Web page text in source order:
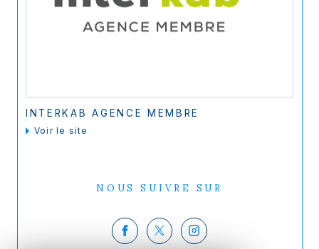
INTERKAB AGENCE MEMBRE
voir le site
NOUS SUIVRE SUR